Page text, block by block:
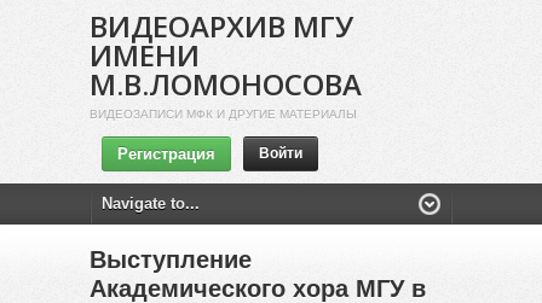
ВИДЕОАРХИВ МГУ
ИМЕНИ
М.В.ЛОМОНОСОВА
ВИДЕОЗАПИСИ МФК И ДРУГИЕ МАТЕРИАЛЫ
Регистрация Войти
Выступление
Академического хора МГУ в